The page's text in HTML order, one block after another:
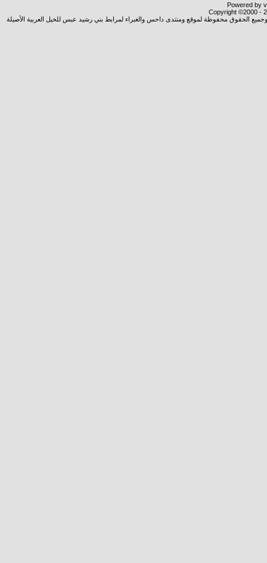
Powered by
Copyright ©2000 -
الحقوق محفوظة لموقع ومنتدى داحس والغبراء لمرابط بني رشيد عبس للخيل العربية الأصيلة